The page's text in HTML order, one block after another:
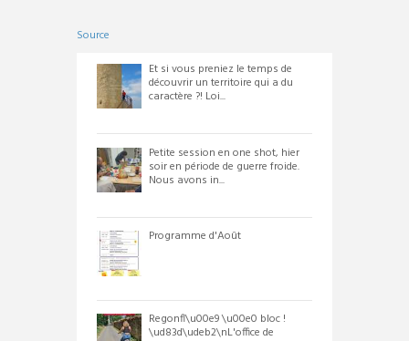
Source
Et si vous preniez le temps de
découvrir un territoire qui a du
caractère ?! Loi...
Petite session en one shot, hier
soir en période de guerre froide.
Nous avons in...
Programme d'Août
Regonfl\u00e9 \u00e0 bloc !
\ud83d\udeb2\nL'office de